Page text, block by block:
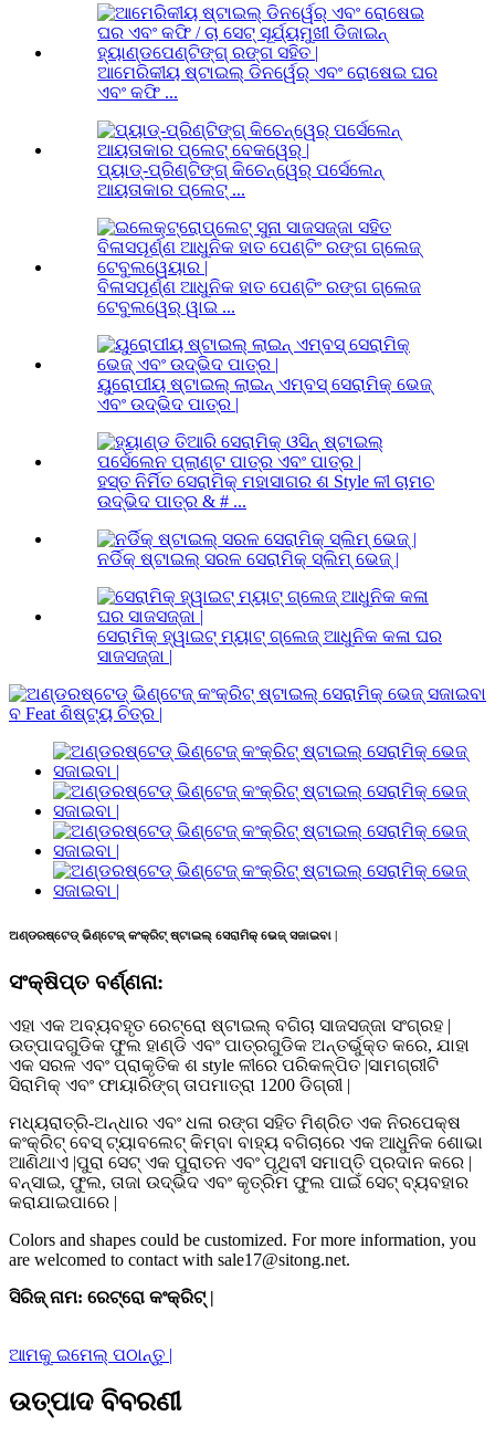
ଆମେରିକୀୟ ଷ୍ଟାଇଲ୍ ଡିନର୍ୱେର୍ ଏବଂ ରୋଷେଇ ଘର
ଏବଂ କଫି ...
ପ୍ୟାଡ୍-ପ୍ରିଣ୍ଟିଙ୍ଗ୍ କିଚେନ୍ୱେର୍ ପର୍ସେଲେନ୍
ଆୟତାକାର ପ୍ଲେଟ୍ ...
ବିଳାସପୂର୍ଣ୍ଣ ଆଧୁନିକ ହାତ ପେଣ୍ଟିଂ ରଙ୍ଗ ଗ୍ଲେଜ
ଟେବୁଲୱେର୍ ୱାଇ ...
ୟୁରୋପୀୟ ଷ୍ଟାଇଲ୍ ଲାଇନ୍ ଏମ୍ବସ୍ ସେରାମିକ୍ ଭେଜ୍
ଏବଂ ଉଦ୍ଭିଦ ପାତ୍ର |
ହସ୍ତ ନିର୍ମିତ ସେରାମିକ୍ ମହାସାଗର ଶ Style ଳୀ ଚାମଚ
ଉଦ୍ଭିଦ ପାତ୍ର & # ...
ନର୍ଡିକ୍ ଷ୍ଟାଇଲ୍ ସରଳ ସେରାମିକ୍ ସ୍ଲିମ୍ ଭେଜ୍ |
ସେରାମିକ୍ ହ୍ୱାଇଟ୍ ମ୍ୟାଟ୍ ଗ୍ଲେଜ୍ ଆଧୁନିକ କଳା ଘର
ସାଜସଜ୍ଜା |
ଅଣ୍ଡରଷ୍ଟେଡ୍ ଭିଣ୍ଟେଜ୍ କଂକ୍ରିଟ୍ ଷ୍ଟାଇଲ୍ ସେରାମିକ୍ ଭେଜ୍ ସଜାଇବା |
ସଂକ୍ଷିପ୍ତ ବର୍ଣ୍ଣନା:
ଏହା ଏକ ଅବ୍ୟବହୃତ ରେଟ୍ରୋ ଷ୍ଟାଇଲ୍ ବଗିଚା ସାଜସଜ୍ଜା ସଂଗ୍ରହ |
ଉତ୍ପାଦଗୁଡିକ ଫୁଲ ହାଣ୍ଡି ଏବଂ ପାତ୍ରଗୁଡିକ ଅନ୍ତର୍ଭୁକ୍ତ କରେ, ଯାହା
ଏକ ସରଳ ଏବଂ ପ୍ରାକୃତିକ ଶ style ଳୀରେ ପରିକଳ୍ପିତ |ସାମଗ୍ରୀଟି
ସିରାମିକ୍ ଏବଂ ଫାୟାରିଙ୍ଗ୍ ତାପମାତ୍ରା 1200 ଡିଗ୍ରୀ |
ମଧ୍ୟରାତ୍ରି-ଅନ୍ଧାର ଏବଂ ଧଳା ରଙ୍ଗ ସହିତ ମିଶ୍ରିତ ଏକ ନିରପେକ୍ଷ
କଂକ୍ରିଟ୍ ବେସ୍ ଟ୍ୟାବଲେଟ୍ କିମ୍ବା ବାହ୍ୟ ବଗିଚାରେ ଏକ ଆଧୁନିକ ଶୋଭା
ଆଣିଥାଏ |ପୁରା ସେଟ୍ ଏକ ପୁରାତନ ଏବଂ ପୃଥିବୀ ସମାପ୍ତି ପ୍ରଦାନ କରେ |
ବନ୍ସାଇ, ଫୁଲ, ତାଜା ଉଦ୍ଭିଦ ଏବଂ କୃତ୍ରିମ ଫୁଲ ପାଇଁ ସେଟ୍ ବ୍ୟବହାର
କରାଯାଇପାରେ |
Colors and shapes could be customized. For more information, you
are welcomed to contact with sale17@sitong.net.
ସିରିଜ୍ ନାମ: ରେଟ୍ରୋ କଂକ୍ରିଟ୍ |
ଆମକୁ ଇମେଲ୍ ପଠାନ୍ତୁ |
ଉତ୍ପାଦ ବିବରଣୀ